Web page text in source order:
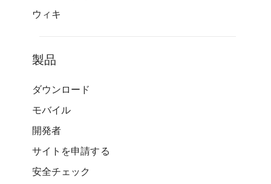
ウィキ
製品
ダウンロード
モバイル
開発者
サイトを申請する
安全チェック